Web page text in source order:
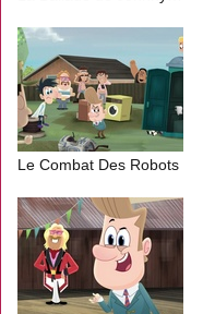
Le Combat Des Robots